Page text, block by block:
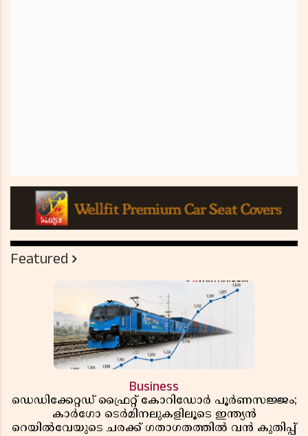
Featured
Business
ഡെഡിക്കേറ്റഡ് ഫ്രൈറ്റ് കോറിഡോർ പൂർണസജ്ജം;
കാർഗോ ടെർമിനലുകളിലൂടെ ഇന്ത്യൻ
റെയിൽവേയുടെ ചരക്ക് ഗതാഗതത്തിൽ വൻ കുതിപ്പ്